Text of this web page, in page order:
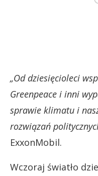
„Od dziesięcioleci
Greenpeace i inni
sprawie klimatu i
rozwiązań
ExxonMobil.
Wczoraj światło